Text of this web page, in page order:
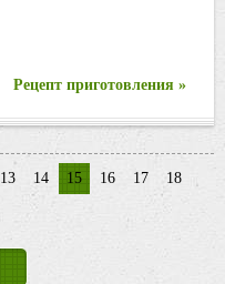
Рецепт приготовления »
13 14 15 16 17
18